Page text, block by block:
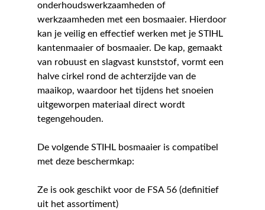
onderhoudswerkzaamheden of
werkzaamheden met een bosmaaier. Hierdoor
kan je veilig en effectief werken met je STIHL
kantenmaaier of bosmaaier. De kap, gemaakt
van robuust en slagvast kunststof, vormt een
halve cirkel rond de achterzijde van de
maaikop, waardoor het tijdens het snoeien
uitgeworpen materiaal direct wordt
tegengehouden.
De volgende STIHL bosmaaier is compatibel
met deze beschermkap:
Ze is ook geschikt voor de FSA 56 (definitief
uit het assortiment)